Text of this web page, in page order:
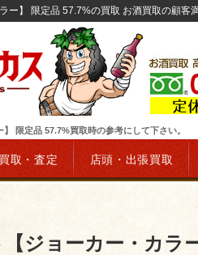
ー】 限定品 57.7%の買取 お酒買取の顧客
限定品 57.7%買取時の参考にして下さい。
取・査定 店頭・出張買取
ジョーカー・カラ